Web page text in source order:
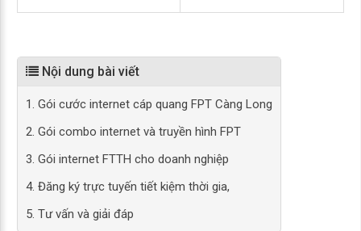
Nội dung bài viết
1. Gói cước internet cáp quang FPT Càng Long
2. Gói combo internet và truyền hình FPT
3. Gói internet FTTH cho doanh nghiệp
4. Đăng ký trực tuyến tiết kiệm thời gia,
5. Tư vấn và giải đáp